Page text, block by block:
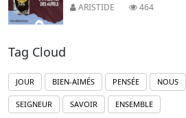
ARISTIDE
464
Tag Cloud
JOUR BIEN-AIMÉS PENSÉE NOUS
SEIGNEUR SAVOIR ENSEMBLE